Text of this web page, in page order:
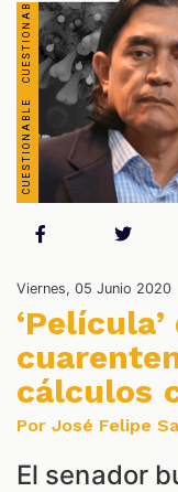
Viernes, 05 Junio 2020
cálculos
Por José Felipe
El senador